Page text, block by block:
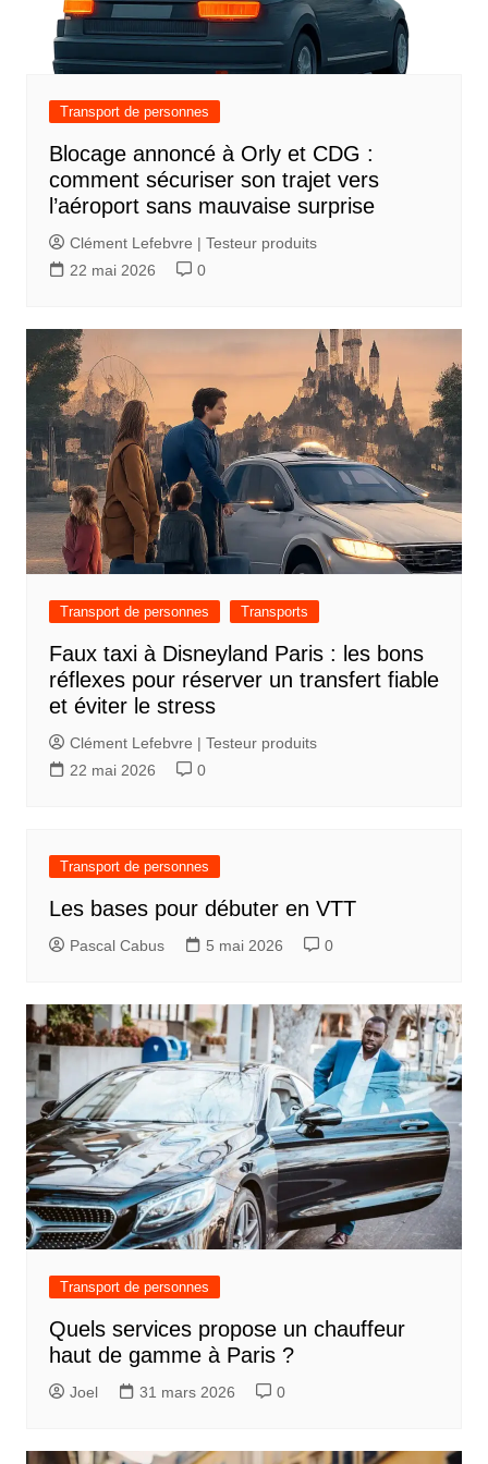
i
c
e
Transport de personnes
Blocage annoncé à Orly et CDG :
comment sécuriser son trajet vers
l’aéroport sans mauvaise surprise
Clément Lefebvre | Testeur produits
22 mai 2026
0
Transport de personnes Transports
Faux taxi à Disneyland Paris : les bons
réflexes pour réserver un transfert fiable
et éviter le stress
Clément Lefebvre | Testeur produits
22 mai 2026
0
Transport de personnes
Les bases pour débuter en VTT
Pascal Cabus 5 mai 2026 0
Transport de personnes
Quels services propose un chauffeur
haut de gamme à Paris ?
Joel 31 mars 2026 0